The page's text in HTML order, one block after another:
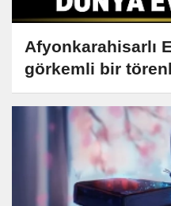
Afyonkarahisarlı
görkemli bir